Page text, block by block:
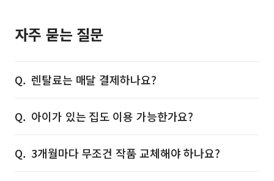
자주 묻는 질문
렌탈료는 매달 결제하나요?
아이가 있는 집도 이용 가능한가요?
3개월마다 무조건 작품 교체해야 하나요?